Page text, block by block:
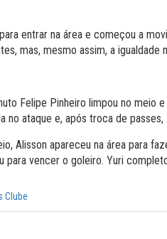
entrar na área e começou a
mas, mesmo assim, a
Felipe Pinheiro limpou no meio
ataque e, após troca de
Alisson apareceu na área para
vencer o goleiro. Yuri
Clube